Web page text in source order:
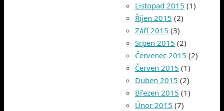
Listopad 2015 (1)
Říjen 2015 (2)
Září 2015 (3)
Srpen 2015 (2)
Červenec 2015 (2)
Červen 2015 (1)
Duben 2015 (2)
Březen 2015 (1)
Únor 2015 (7)